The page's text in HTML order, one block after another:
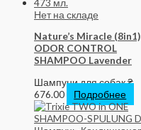
Нет на складе
Nature’s Miracle (8in1)
ODOR CONTROL
SHAMPOO Lavender
Шампуни для собак₴
676.00
Подробнее